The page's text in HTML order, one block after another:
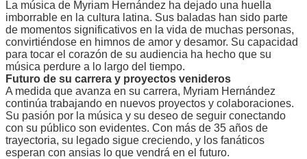
La música de Myriam Hernández ha dejado una huella
imborrable en la cultura latina. Sus baladas han sido parte
de momentos significativos en la vida de muchas personas,
convirtiéndose en himnos de amor y desamor. Su capacidad
para tocar el corazón de su audiencia ha hecho que su
música perdure a lo largo del tiempo.
Futuro de su carrera y proyectos venideros
A medida que avanza en su carrera, Myriam Hernández
continúa trabajando en nuevos proyectos y colaboraciones.
Su pasión por la música y su deseo de seguir conectando
con su público son evidentes. Con más de 35 años de
trayectoria, su legado sigue creciendo, y los fanáticos
esperan con ansias lo que vendrá en el futuro.